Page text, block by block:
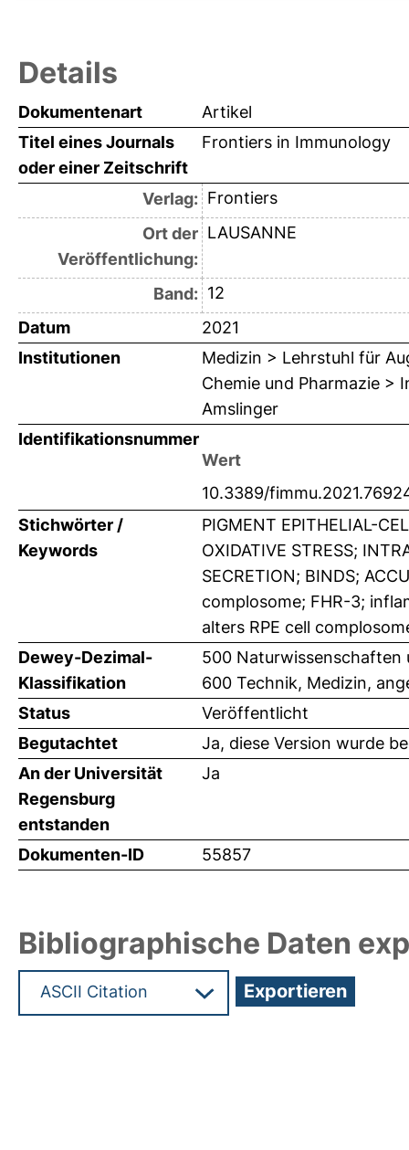
Details
Dokumentenart
Artikel
Titel eines Journals
oder einer Zeitschrift
Frontiers in Immunology
Verlag: Frontiers
Ort der
Veröffentlichung:
LAUSANNE
Band: 12
Datum
2021
Institutionen
Medizin > Lehrstuhl für
Chemie und Pharmazie >
Amslinger
Identifikationsnummer
Wert
10.3389/
Stichwörter /
Keywords
PIGMENT EPITHELIAL-
OXIDATIVE STRESS;
SECRETION; BINDS;
complosome; FHR-3;
alters RPE cell
Dewey-Dezimal-
Klassifikation
500 Naturwissenschaften
600 Technik, Medizin,
Status
Veröffentlicht
Begutachtet
Ja, diese Version wurde
An der Universität
Regensburg
entstanden
Ja
Dokumenten-ID 55857
Bibliographische Daten